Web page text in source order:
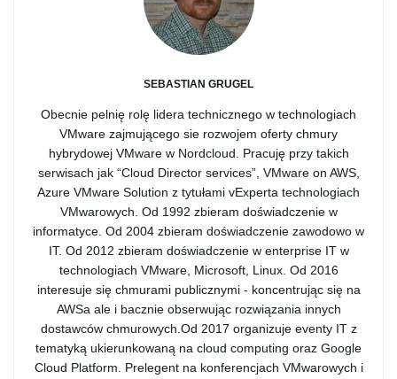
SEBASTIAN GRUGEL
Obecnie pelnię rolę lidera technicznego w technologiach
VMware zajmującego sie rozwojem oferty chmury
hybrydowej VMware w Nordcloud. Pracuję przy takich
serwisach jak “Cloud Director services”, VMware on AWS,
Azure VMware Solution z tytułami vExperta technologiach
VMwarowych. Od 1992 zbieram doświadczenie w
informatyce. Od 2004 zbieram doświadczenie zawodowo w
IT. Od 2012 zbieram doświadczenie w enterprise IT w
technologiach VMware, Microsoft, Linux. Od 2016
interesuje się chmurami publicznymi - koncentrując się na
AWSa ale i bacznie obserwując rozwiązania innych
dostawców chmurowych.Od 2017 organizuje eventy IT z
tematyką ukierunkowaną na cloud computing oraz Google
Cloud Platform. Prelegent na konferencjach VMwarowych i